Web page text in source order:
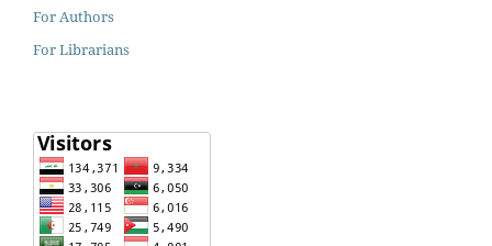
For Authors
For Librarians